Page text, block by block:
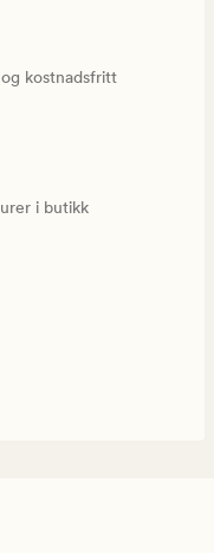
kostnadsfritt
i butikk